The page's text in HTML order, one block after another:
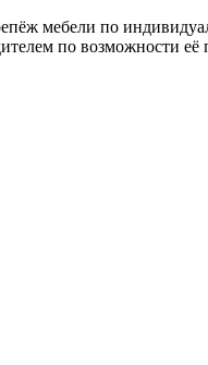
мебели по
по возможности её